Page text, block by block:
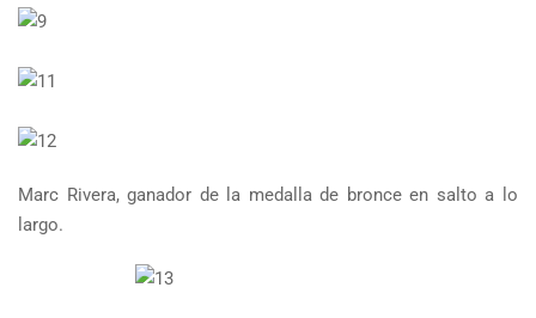
Marc Rivera, ganador de la medalla de bronce en salto a lo
largo.